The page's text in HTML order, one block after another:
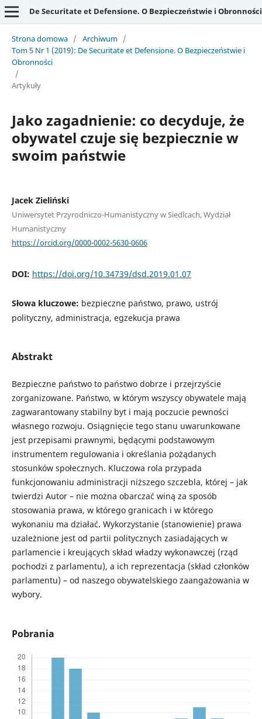
De Securitate et Defensione. O Bezpieczeństwie i Obronności
Strona domowa / Archiwum /
Tom 5 Nr 1 (2019): De Securitate et Defensione. O Bezpieczeństwie i
Obronności
/
Artykuły
Jako zagadnienie: co decyduje, że
obywatel czuje się bezpiecznie w
swoim państwie
Jacek Zieliński
Uniwersytet Przyrodniczo-Humanistyczny w Siedlcach, Wydział
Humanistyczny
https://orcid.org/0000-0002-5630-0606
DOI: https://doi.org/10.34739/dsd.2019.01.07
Słowa kluczowe: bezpieczne państwo, prawo, ustrój
polityczny, administracja, egzekucja prawa
Abstrakt
Bezpieczne państwo to państwo dobrze i przejrzyście
zorganizowane. Państwo, w którym wszyscy obywatele mają
zagwarantowany stabilny byt i mają poczucie pewności
własnego rozwoju. Osiągnięcie tego stanu uwarunkowane
jest przepisami prawnymi, będącymi podstawowym
instrumentem regulowania i określania pożądanych
stosunków społecznych. Kluczowa rola przypada
funkcjonowaniu administracji niższego szczebla, której – jak
twierdzi Autor – nie można obarczać winą za sposób
stosowania prawa, w którego granicach i w którego
wykonaniu ma działać. Wykorzystanie (stanowienie) prawa
uzależnione jest od partii politycznych zasiadających w
parlamencie i kreujących skład władzy wykonawczej (rząd
pochodzi z parlamentu), a ich reprezentacja (skład członków
parlamentu) – od naszego obywatelskiego zaangażowania w
wybory.
Pobrania